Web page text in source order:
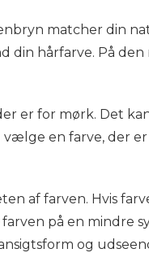
matcher din
hårfarve. På
er for mørk. Det
en farve, der
af farven. Hvis
på en mindre
og